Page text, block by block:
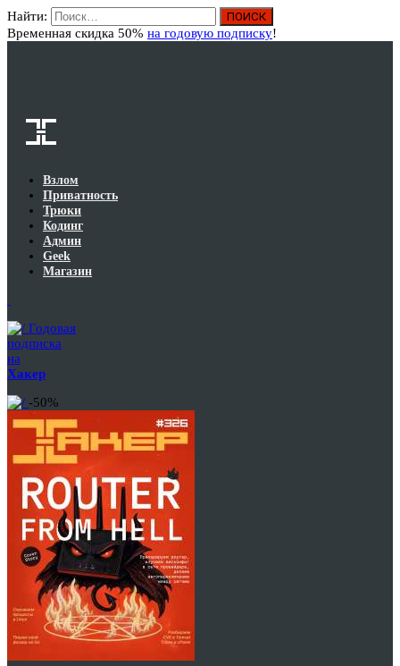
Найти:
Временная скидка 50% на годовую подписку!
Взлом
Приватность
Трюки
Кодинг
Админ
Geek
Магазин
Годовая
подписка
на
Хакер
-50%